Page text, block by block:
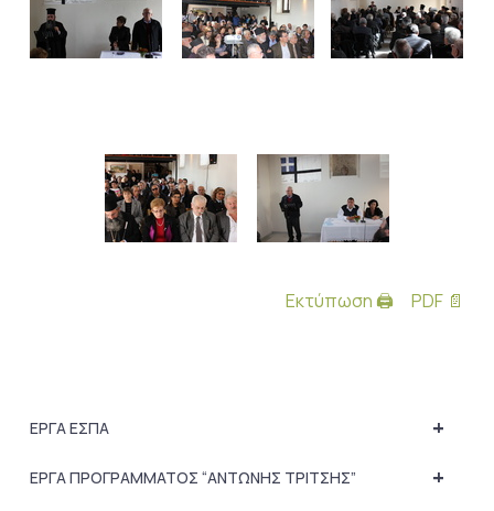
Εκτύπωση 🖨 PDF 📄
+
ΕΡΓΑ ΕΣΠΑ
+
ΕΡΓΑ ΠΡΟΓΡΑΜΜΑΤΟΣ “ΑΝΤΩΝΗΣ ΤΡΙΤΣΗΣ”